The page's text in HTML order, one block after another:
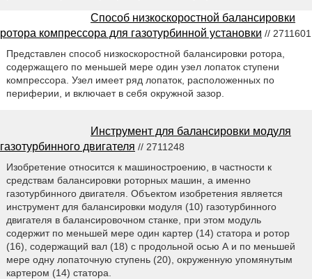
Способ низкоскоростной балансировки
ротора компрессора для газотурбинной установки // 2711601
Представлен способ низкоскоростной балансировки ротора,
содержащего по меньшей мере один узел лопаток ступени
компрессора. Узел имеет ряд лопаток, расположенных по
периферии, и включает в себя окружной зазор.
Инструмент для балансировки модуля
газотурбинного двигателя // 2711248
Изобретение относится к машиностроению, в частности к
средствам балансировки роторных машин, а именно
газотурбинного двигателя. Объектом изобретения является
инструмент для балансировки модуля (10) газотурбинного
двигателя в балансировочном станке, при этом модуль
содержит по меньшей мере один картер (14) статора и ротор
(16), содержащий вал (18) с продольной осью А и по меньшей
мере одну лопаточную ступень (20), окруженную упомянутым
картером (14) статора.